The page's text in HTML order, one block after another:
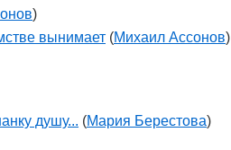
)
вынимает (Михаил Ассонов)
душу... (Мария Берестова)